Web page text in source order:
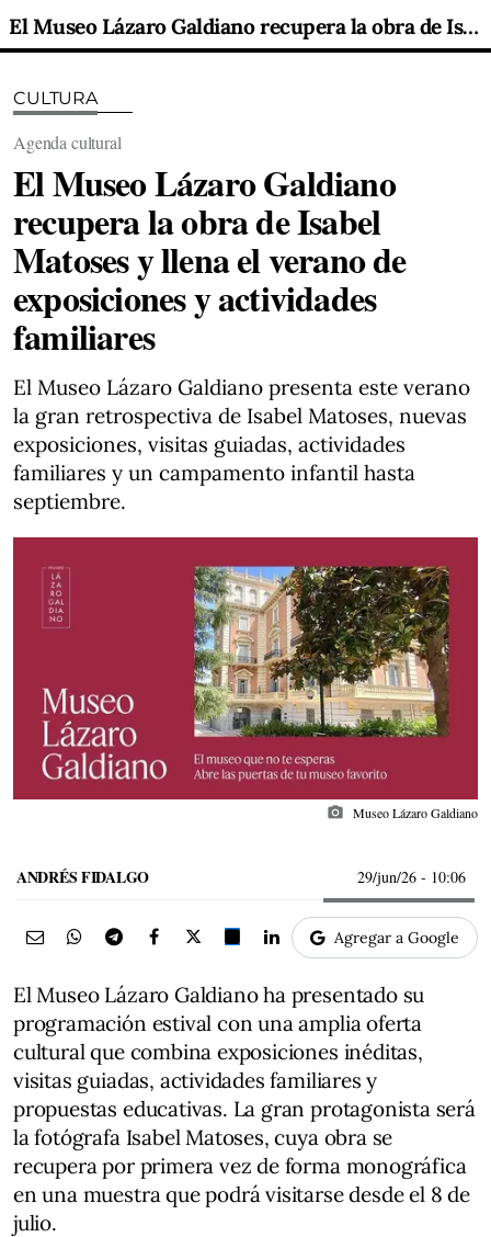
El Museo Lázaro Galdiano recupera la obra de Isabel Matoses y llena el verano de exposiciones y actividades familiares
CULTURA
Agenda cultural
El Museo Lázaro Galdiano
recupera la obra de Isabel
Matoses y llena el verano de
exposiciones y actividades
familiares
El Museo Lázaro Galdiano presenta este verano
la gran retrospectiva de Isabel Matoses, nuevas
exposiciones, visitas guiadas, actividades
familiares y un campamento infantil hasta
septiembre.
photo_camera Museo Lázaro Galdiano
ANDRÉS FIDALGO 29/jun/26 - 10:06
Agregar a Google
El Museo Lázaro Galdiano ha presentado su
programación estival con una amplia oferta
cultural que combina exposiciones inéditas,
visitas guiadas, actividades familiares y
propuestas educativas. La gran protagonista será
la fotógrafa Isabel Matoses, cuya obra se
recupera por primera vez de forma monográfica
en una muestra que podrá visitarse desde el 8 de
julio.